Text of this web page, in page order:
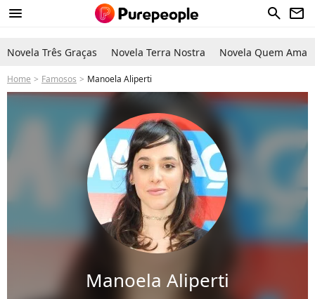
menu search newsletter
Novela Três Graças Novela Terra Nostra Novela Quem Ama
Home Famosos Manoela Aliperti
Manoela Aliperti